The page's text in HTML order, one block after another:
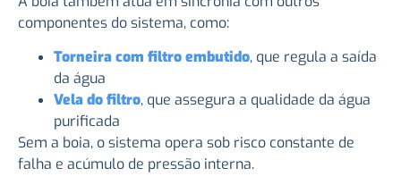
componentes do sistema, como:
Torneira com filtro embutido, que regula a saída
da água
Vela do filtro, que assegura a qualidade da água
purificada
Sem a boia, o sistema opera sob risco constante de
falha e acúmulo de pressão interna.